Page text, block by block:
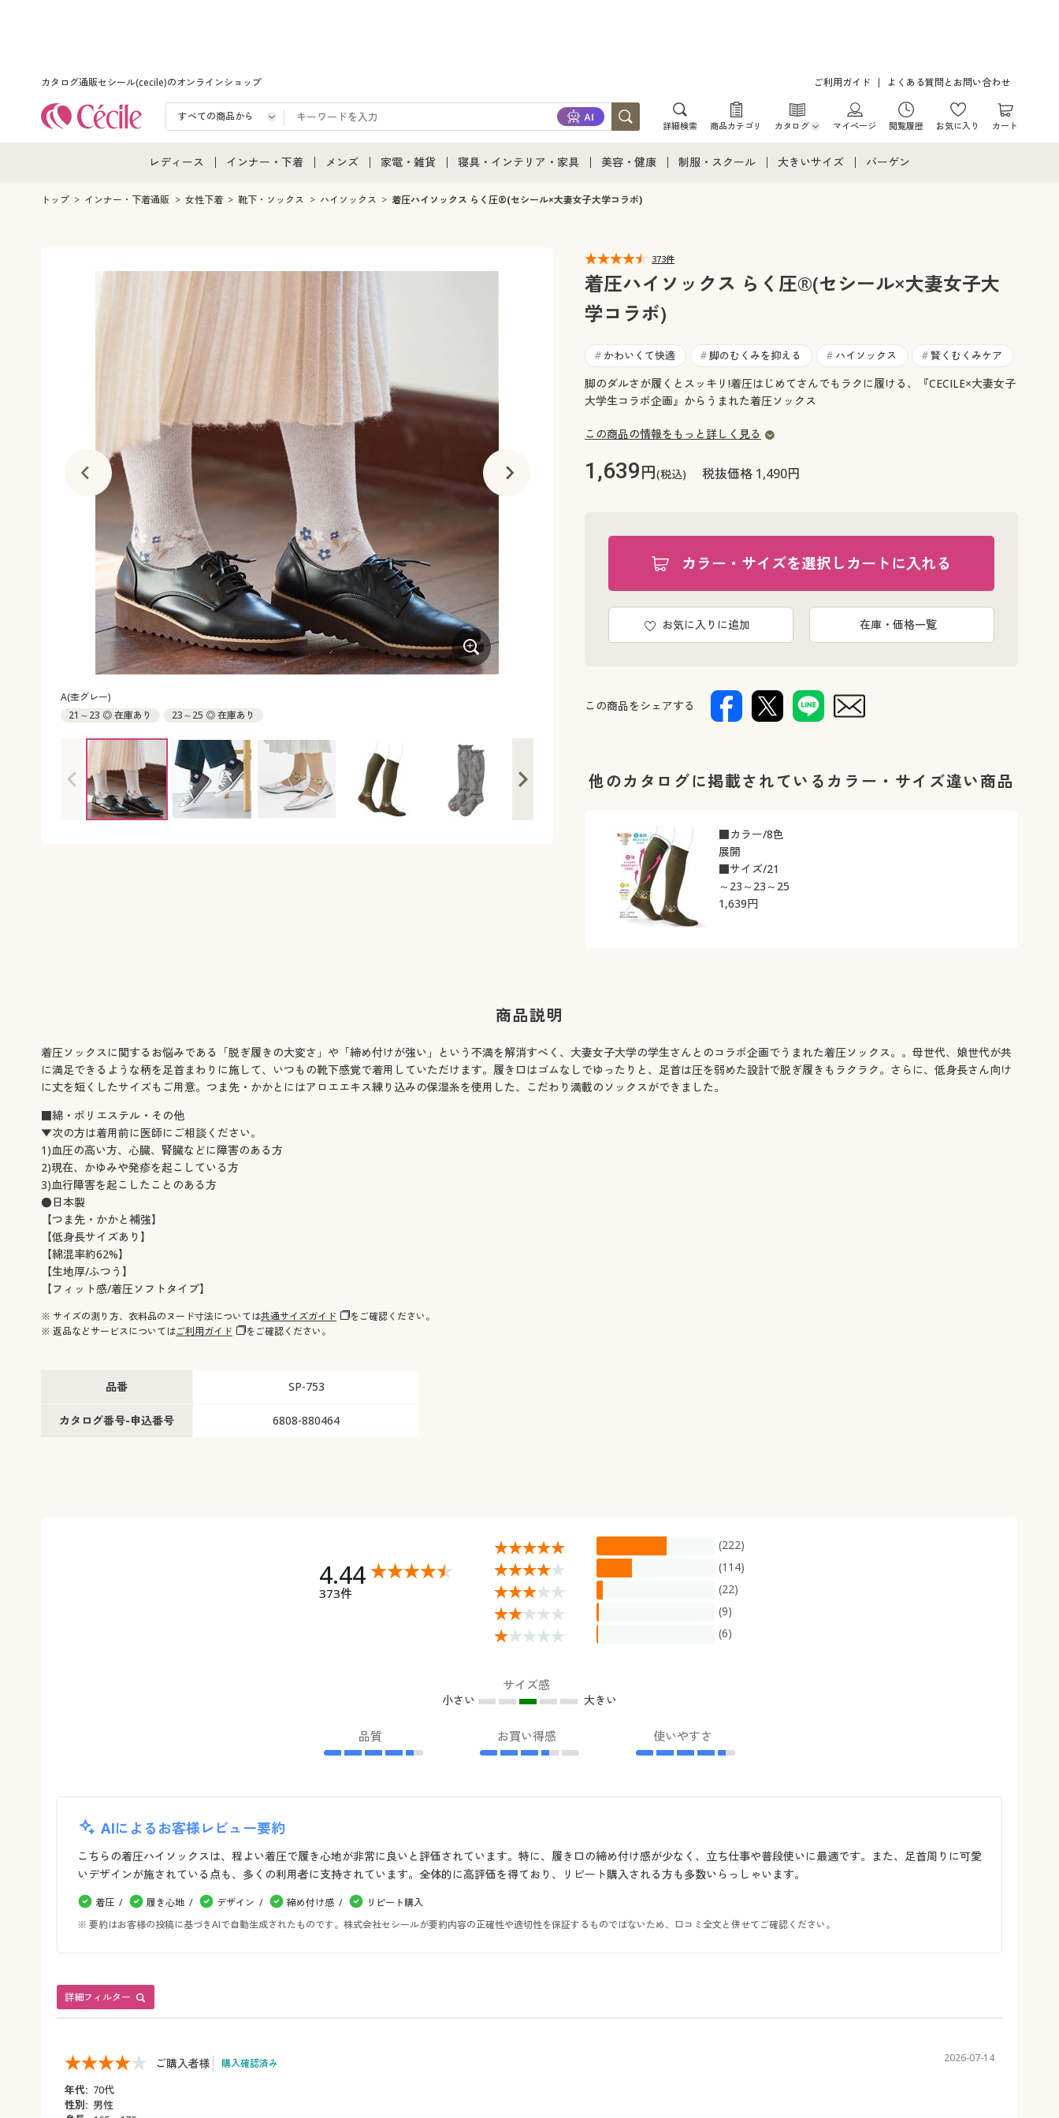
カタログ通販セシール(cecile)のオンラインショップ ご利用ガイド よくある質問とお問い合わせ
詳細検索 商品カテゴリ カタログ
カタログ・チラシからのご注文
マイページ 閲覧履歴 お気に入り カート
レディース
レディース通販すべて
女性下着
インナー・下着
インナー・下着通販すべて
メンズ下着
ジュニア・ティーンズ下着
メンズ
メンズ通販すべて
メンズ下着
家電・雑貨
家電・雑貨すべて
キッチン・雑貨・日用品
寝具・インテリア・家具
寝具・インテリア・家具通販すべて
寝具・ベッド
カーテン・ラグ・ファブリック
美容・健康
美容・健康通販すべて
制服・スクール
ジュニア・ティーンズ下着
大きいサイズ
大きいサイズ レディース下着
大きいサイズ 事務・制服
バーゲン
トップ インナー・下着通販 女性下着 靴下・ソックス ハイソックス 着圧ハイソックス らく圧®(セシール×大妻女子大学コラボ)
A(杢グレー)
21～23 ◎ 在庫あり
23～25 ◎ 在庫あり
373件
着圧ハイソックス らく圧®(セシール×大妻女子大
学コラボ)
# かわいくて快適 # 脚のむくみを抑える # ハイソックス # 賢くむくみケア
脚のダルさが履くとスッキリ!着圧はじめてさんでもラクに履ける、『CECILE×大妻女子
大学生コラボ企画』からうまれた着圧ソックス
この商品の情報をもっと詳しく見る
1,639円(税込) 税抜価格 1,490円
カラー・サイズを選択しカートに入れる
お気に入りに追加 在庫・価格一覧
この商品をシェアする
他のカタログに掲載されているカラー・サイズ違い商品
1,639円
■カラー/8色
展開
■サイズ/21
～23～23～25
商品説明
着圧ソックスに関するお悩みである「脱ぎ履きの大変さ」や「締め付けが強い」という不満を解消すべく、大妻女子大学の学生さんとのコラボ企画でうまれた着圧ソックス。。母世代、娘世代が共
に満足できるような柄を足首まわりに施して、いつもの靴下感覚で着用していただけます。履き口はゴムなしでゆったりと、足首は圧を弱めた設計で脱ぎ履きもラクラク。さらに、低身長さん向け
に丈を短くしたサイズもご用意。つま先・かかとにはアロエエキス練り込みの保湿糸を使用した、こだわり満載のソックスができました。
■綿・ポリエステル・その他
▼次の方は着用前に医師にご相談ください。
1)血圧の高い方、心臓、腎臓などに障害のある方
2)現在、かゆみや発疹を起こしている方
3)血行障害を起こしたことのある方
●日本製
【つま先・かかと補強】
【低身長サイズあり】
【綿混率約62%】
【生地厚/ふつう】
【フィット感/着圧ソフトタイプ】
※ サイズの測り方、衣料品のヌード寸法については共通サイズガイド
をご確認ください。
※ 返品などサービスについてはご利用ガイド をご確認ください。
品番 SP-753
カタログ番号-申込番号 6808-880464
4.44
373件
(222)
(114)
(22)
(9)
(6)
サイズ感
小さい 大きい
品質 お買い得感 使いやすさ
AIによるお客様レビュー要約
こちらの着圧ハイソックスは、程よい着圧で履き心地が非常に良いと評価されています。特に、履き口の締め付け感が少なく、立ち仕事や普段使いに最適です。また、足首周りに可愛
いデザインが施されている点も、多くの利用者に支持されています。全体的に高評価を得ており、リピート購入される方も多数いらっしゃいます。
着圧 履き心地 デザイン 締め付け感
リピート購入
※ 要約はお客様の投稿に基づきAIで自動生成されたものです。株式会社セシールが要約内容の正確性や適切性を保証するものではないため、口コミ全文と併せてご確認ください。
詳細フィルター
ご購入者様 購入確認済み 2026-07-14
年代: 70代
性別: 男性